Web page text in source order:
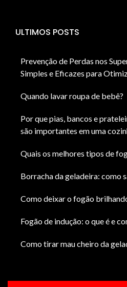
ULTIMOS POSTS
Prevenção de Perdas nos
Simples e Eficazes para
Quando lavar roupa de bebê?
Por que pias, bancos e
são importantes em uma
Quais os melhores tipos de
Borracha da geladeira: como
Como deixar o fogão
Fogão de indução: o que é e
Como tirar mau cheiro da